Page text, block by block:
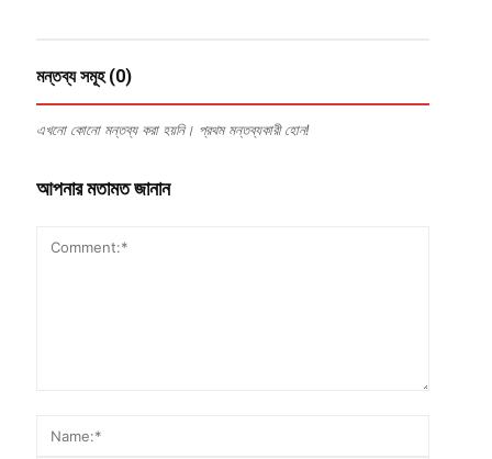
মন্তব্য সমূহ (0)
এখনো কোনো মন্তব্য করা হয়নি। প্রথম মন্তব্যকারী হোন!
আপনার মতামত জানান